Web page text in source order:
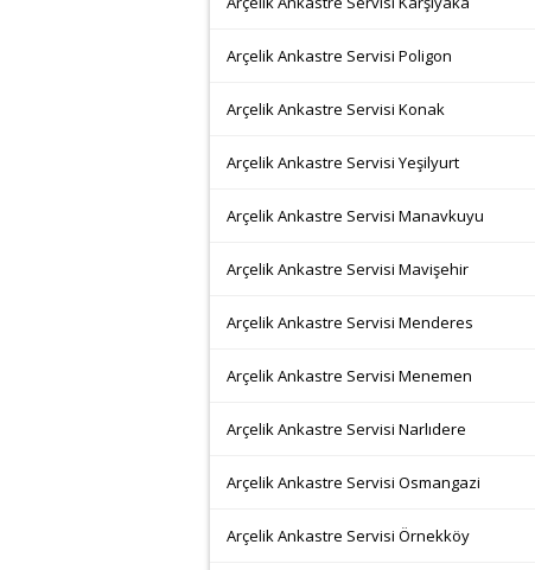
Arçelik Ankastre Servisi Poligon
Arçelik Ankastre Servisi Konak
Arçelik Ankastre Servisi Yeşilyurt
Arçelik Ankastre Servisi Manavkuyu
Arçelik Ankastre Servisi Mavişehir
Arçelik Ankastre Servisi Menderes
Arçelik Ankastre Servisi Menemen
Arçelik Ankastre Servisi Narlıdere
Arçelik Ankastre Servisi Osmangazi
Arçelik Ankastre Servisi Örnekköy